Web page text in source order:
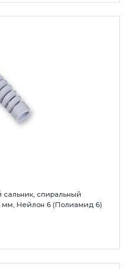
сальник, спиральный
мм, Нейлон 6 (Полиамид 6)